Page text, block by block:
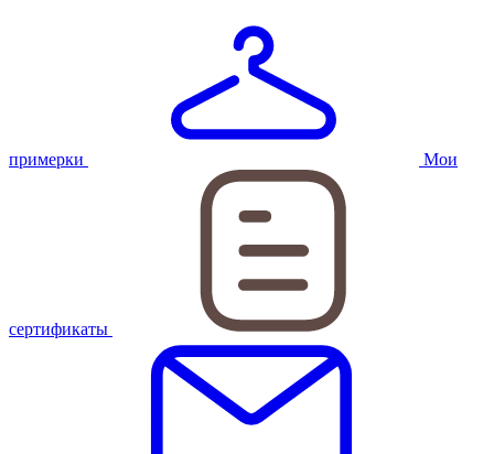
примерки Мои
сертификаты